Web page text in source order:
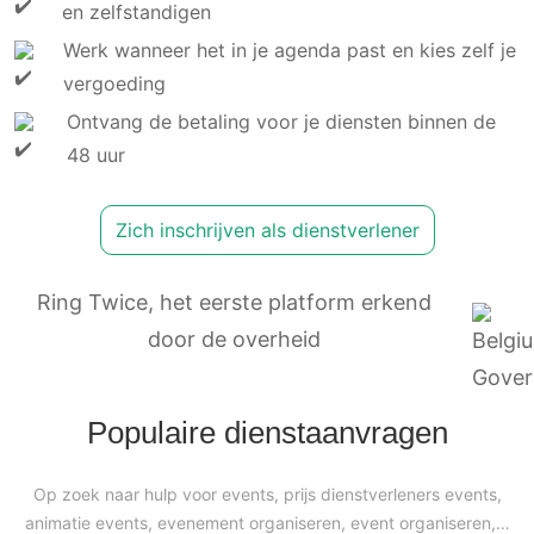
en zelfstandigen
Werk wanneer het in je agenda past en kies zelf je
vergoeding
Ontvang de betaling voor je diensten binnen de
48 uur
Zich inschrijven als dienstverlener
Ring Twice, het eerste platform erkend
door de overheid
Populaire dienstaanvragen
Op zoek naar hulp voor events, prijs dienstverleners events,
animatie events, evenement organiseren, event organiseren,…